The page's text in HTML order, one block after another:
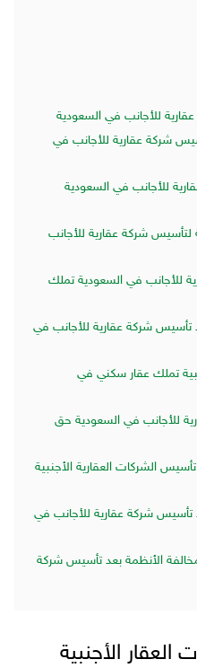
للأجانب في السعودية
شركة عقارية للأجانب في
للأجانب في السعودية
لتأسيس شركة عقارية للأجانب
للأجانب في السعودية تملك
تأسيس شركة عقارية للأجانب في
تملك عقار سكني في
للأجانب في السعودية حق
الشركات العقارية الأجنبية
تأسيس شركة عقارية للأجانب في
الأنظمة بعد تأسيس شركة
الأجنبية